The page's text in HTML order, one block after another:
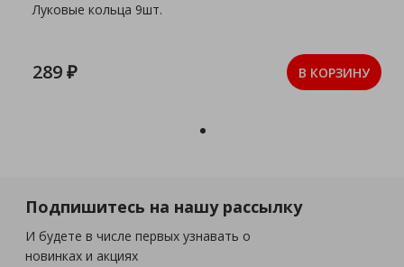
Луковые кольца 9шт.
289 ₽ В КОРЗИНУ
Подпишитесь на нашу рассылку
И будете в числе первых узнавать о
новинках и акциях